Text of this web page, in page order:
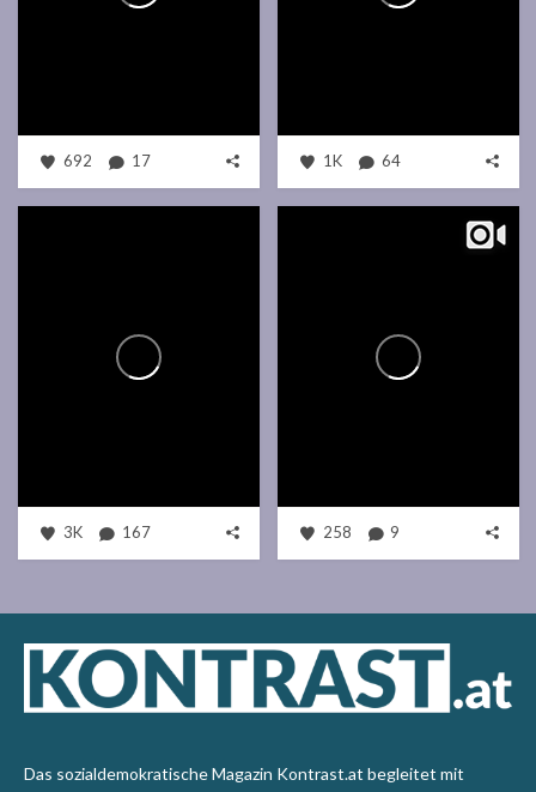
692 17 1K 64
3K 167 258 9
Das sozialdemokratische Magazin Kontrast.at begleitet mit